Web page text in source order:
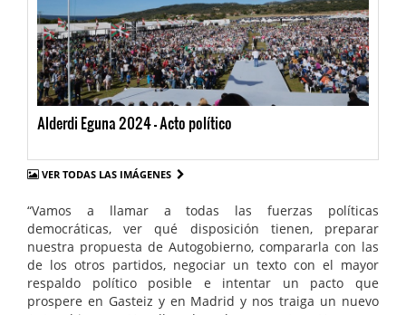
Alderdi Eguna 2024 - Acto político
VER TODAS LAS IMÁGENES
“Vamos a llamar a todas las fuerzas políticas
democráticas, ver qué disposición tienen, preparar
nuestra propuesta de Autogobierno, compararla con las
de los otros partidos, negociar un texto con el mayor
respaldo político posible e intentar un pacto que
prospere en Gasteiz y en Madrid y nos traiga un nuevo